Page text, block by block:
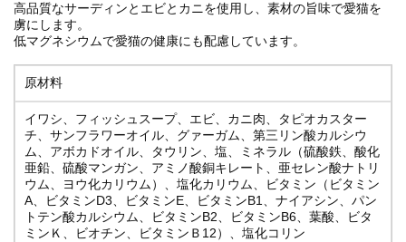
高品質なサーディンとエビとカニを使用し、素材の旨味で愛猫を
虜にします。
低マグネシウムで愛猫の健康にも配慮しています。
原材料
イワシ、フィッシュスープ、エビ、カニ肉、タピオカスター
チ、サンフラワーオイル、グァーガム、第三リン酸カルシウ
ム、アボカドオイル、タウリン、塩、ミネラル（硫酸鉄、酸化
亜鉛、硫酸マンガン、アミノ酸銅キレート、亜セレン酸ナトリ
ウム、ヨウ化カリウム）、塩化カリウム、ビタミン（ビタミン
A、ビタミンD3、ビタミンE、ビタミンB1、ナイアシン、パン
トテン酸カルシウム、ビタミンB2、ビタミンB6、葉酸、ビタ
ミンＫ、ビオチン、ビタミンＢ12）、塩化コリン